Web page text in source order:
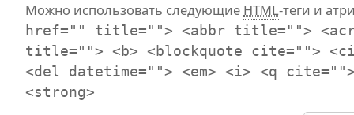
Можно использовать следующие HTML-теги и
href="" title=""> <abbr title="">
title=""> <b> <blockquote cite="">
<del datetime=""> <em> <i> <q
<strong>